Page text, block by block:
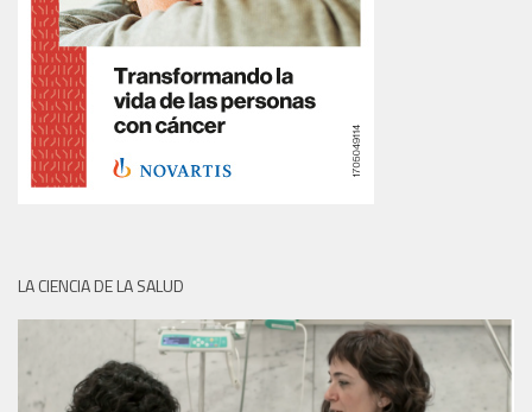
LA CIENCIA DE LA SALUD